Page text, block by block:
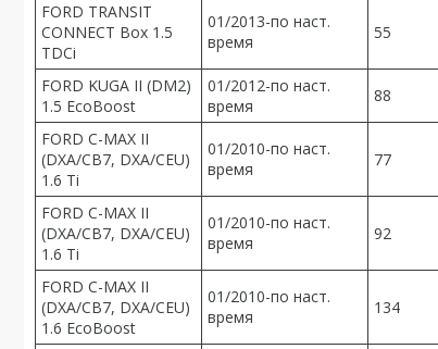
FORD TRANSIT
CONNECT Box 1.5
TDCi
01/2013-по наст.
время
55
FORD KUGA II (DM2)
1.5 EcoBoost
01/2012-по наст.
время
88
FORD C-MAX II
(DXA/CB7, DXA/CEU)
1.6 Ti
01/2010-по наст.
время
77
FORD C-MAX II
(DXA/CB7, DXA/CEU)
1.6 Ti
01/2010-по наст.
время
92
FORD C-MAX II
(DXA/CB7, DXA/CEU)
1.6 EcoBoost
01/2010-по наст.
время
134